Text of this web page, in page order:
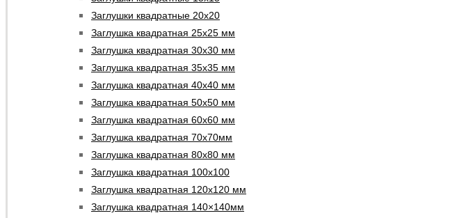
Заглушки квадратные 20х20
Заглушка квадратная 25х25 мм
Заглушка квадратная 30х30 мм
Заглушка квадратная 35х35 мм
Заглушка квадратная 40х40 мм
Заглушка квадратная 50х50 мм
Заглушка квадратная 60х60 мм
Заглушка квадратная 70х70мм
Заглушка квадратная 80х80 мм
Заглушка квадратная 100х100
Заглушка квадратная 120х120 мм
Заглушка квадратная 140×140мм